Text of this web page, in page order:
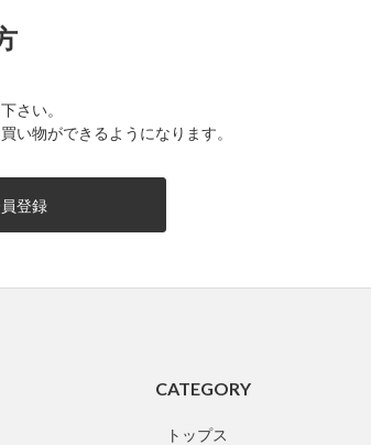
さい。
い物ができるようになります。
CATEGORY
トップス